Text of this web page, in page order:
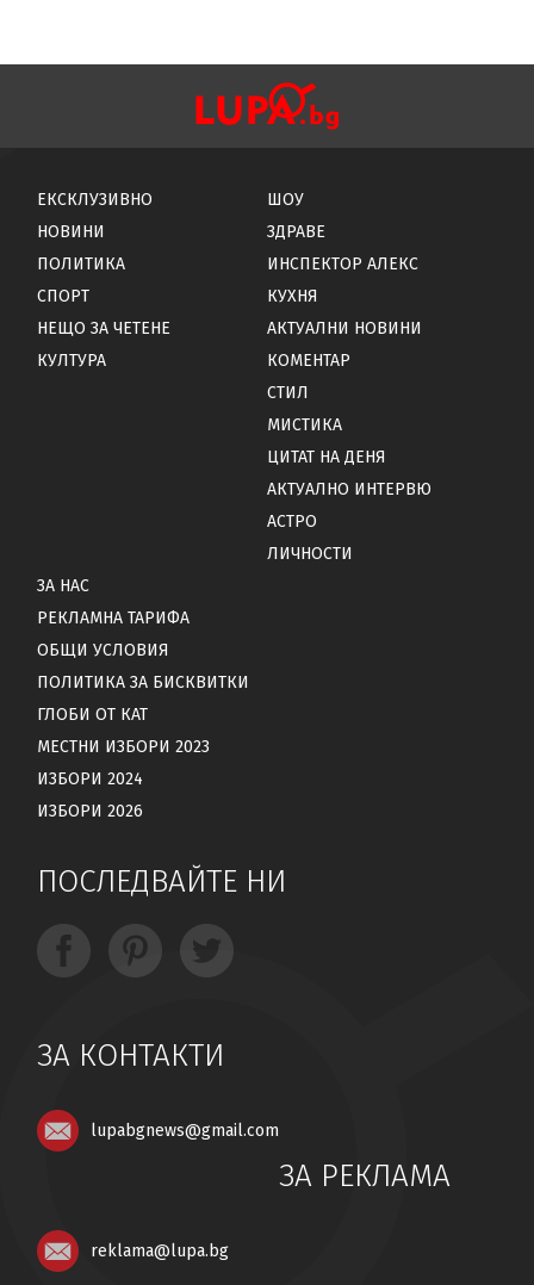
ЕКСКЛУЗИВНО
НОВИНИ
ПОЛИТИКА
СПОРТ
НЕЩО ЗА ЧЕТЕНЕ
КУЛТУРА
ШОУ
ЗДРАВЕ
ИНСПЕКТОР АЛЕКС
КУХНЯ
АКТУАЛНИ НОВИНИ
КОМЕНТАР
СТИЛ
МИСТИКА
ЦИТАТ НА ДЕНЯ
АКТУАЛНО ИНТЕРВЮ
АСТРО
ЛИЧНОСТИ
ЗА НАС
РЕКЛАМНА ТАРИФА
ОБЩИ УСЛОВИЯ
ПОЛИТИКА ЗА БИСКВИТКИ
ГЛОБИ ОТ КАТ
МЕСТНИ ИЗБОРИ 2023
ИЗБОРИ 2024
ИЗБОРИ 2026
ПОСЛЕДВАЙТЕ НИ
ЗА КОНТАКТИ
lupabgnews@gmail.com
ЗА РЕКЛАМА
reklama@lupa.bg